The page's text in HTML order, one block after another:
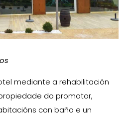
mediante a rehabilitación
do promotor,
con baño e un